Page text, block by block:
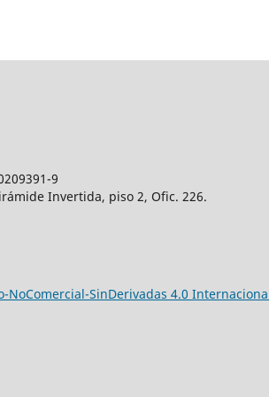
9
Invertida, piso 2, Ofic. 226.
NoComercial-SinDerivadas 4.0